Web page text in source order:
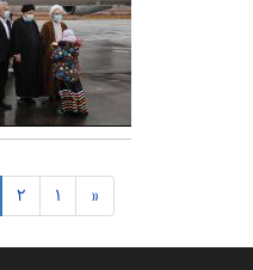
«
1
2